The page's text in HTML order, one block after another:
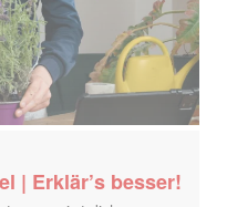
| Erklär’s besser!